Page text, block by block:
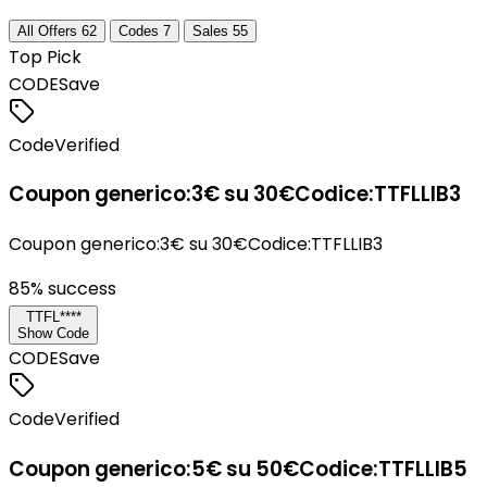
All Offers 62 Codes 7 Sales 55
Top Pick
CODESave
CodeVerified
Coupon generico:3€ su 30€Codice:TTFLLIB3
Coupon generico:3€ su 30€Codice:TTFLLIB3
85% success
TTFL****
Show Code
CODESave
CodeVerified
Coupon generico:5€ su 50€Codice:TTFLLIB5